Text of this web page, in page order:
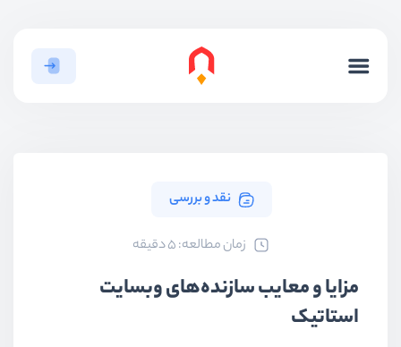
نقد و بررسی
ﺯﻣﺎﻥ ﻣﻄﺎﻟﻌﻪ: 5 دقیقه
مزایا و معایب سازنده‌های وبسایت
استاتیک